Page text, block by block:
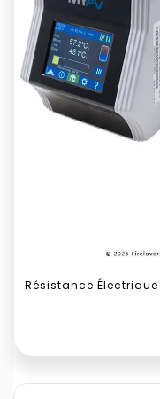
Résistance Électrique